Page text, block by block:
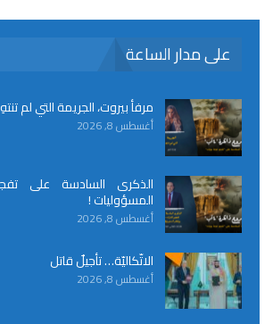
على مدار الساعة
مرفأ بيروت، الجريمة التي لم تنتهِ
أغسطس 8, 2026
الذكرى السادسة على
المسؤوليات !
أغسطس 8, 2026
الاتّكاليّة… تأجيلٌ قاتل
أغسطس 8, 2026